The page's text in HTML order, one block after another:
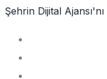
Şehrin Dijital Ajansı'nı